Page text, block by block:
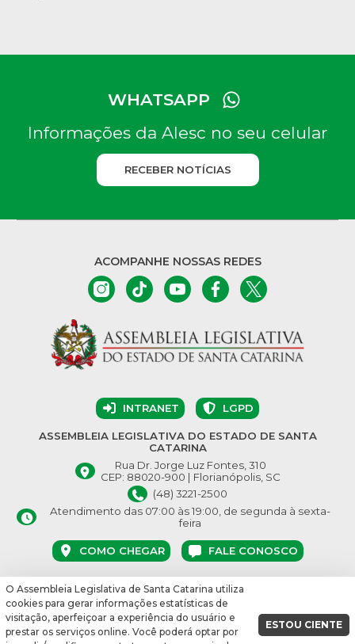
WHATSAPP
Informações da Alesc no seu celular
RECEBER NOTÍCIAS
ACOMPANHE NOSSAS REDES
INTRANET LGPD
ASSEMBLEIA LEGISLATIVA DO ESTADO DE SANTA
CATARINA
Rua Dr. Jorge Luz Fontes, 310
CEP: 88020-900 | Florianópolis, SC
(48) 3221-2500
Atendimento das 07:00 às 19:00, de segunda à sexta-
feira
COMO CHEGAR FALE CONOSCO
© Assembleia Legislativa do Estado de Santa Catarina 2026.
Desenvolvido por:
vbuild 17609
O Assembleia Legislativa de Santa Catarina utiliza
cookies para gerar informações estatísticas de
visitação, aperfeiçoar a experiência do usuário e
prestar os serviços online. Você poderá optar por
ESTOU CIENTE